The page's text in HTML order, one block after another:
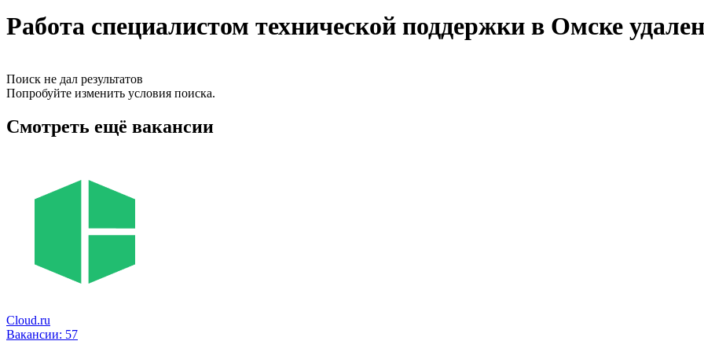
Работа специалистом технической поддержки в Омске
Поиск не дал результатов
Попробуйте изменить условия поиска.
Смотреть ещё вакансии
Cloud.ru
Вакансии: 57